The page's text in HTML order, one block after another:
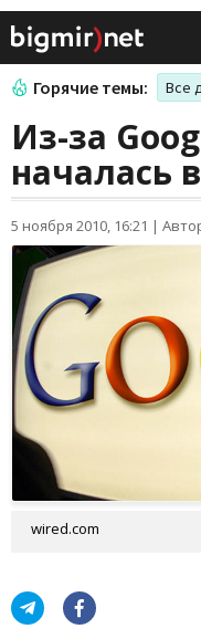
Горячие темы: Все
Из-за
началась
5 ноября 2010, 16:21 |
wired.com